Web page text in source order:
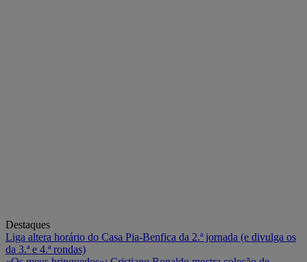
Destaques
Liga altera horário do Casa Pia-Benfica da 2.ª jornada (e divulga os
da 3.ª e 4.ª rondas)